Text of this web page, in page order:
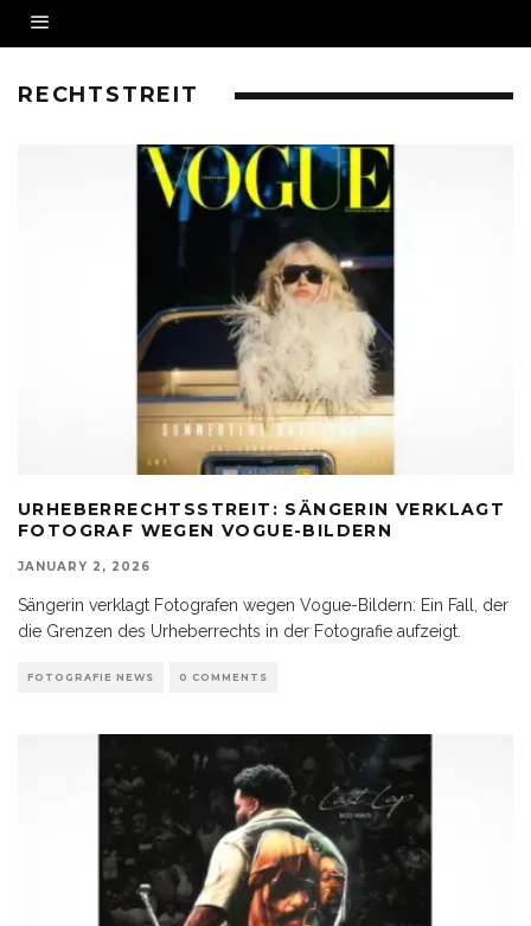
RECHTSTREIT
URHEBERRECHTSSTREIT: SÄNGERIN VERKLAGT
FOTOGRAF WEGEN VOGUE-BILDERN
JANUARY 2, 2026
Sängerin verklagt Fotografen wegen Vogue-Bildern: Ein Fall, der
die Grenzen des Urheberrechts in der Fotografie aufzeigt.
FOTOGRAFIE NEWS 0 COMMENTS